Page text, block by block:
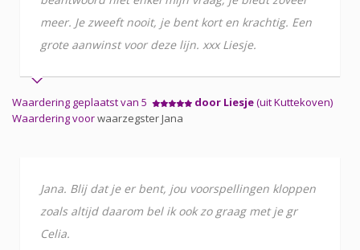
meer. Je zweeft nooit, je bent kort en krachtig. Een
grote aanwinst voor deze lijn. xxx Liesje.
Waardering geplaatst van 5 door Liesje(uit Kuttekoven)
Waardering voorwaarzegster Jana
Jana. Blij dat je er bent, jou voorspellingen kloppen
zoals altijd daarom bel ik ook zo graag met je gr
Celia.